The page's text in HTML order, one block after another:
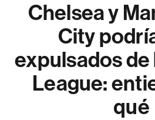
Chelsea y
City
expulsados de
League:
qué